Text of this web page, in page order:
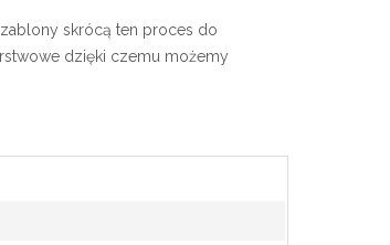
skrócą ten proces do
dzięki czemu możemy